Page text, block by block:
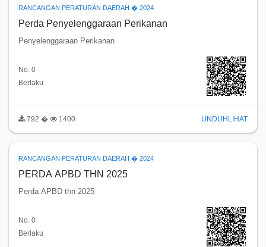
RANCANGAN PERATURAN DAERAH � 2024
Perda Penyelenggaraan Perikanan
Penyelenggaraan Perikanan
No. 0
Berlaku
792 � 1400 UNDUH LIHAT
RANCANGAN PERATURAN DAERAH � 2024
PERDA APBD THN 2025
Perda APBD thn 2025
No. 0
Berlaku